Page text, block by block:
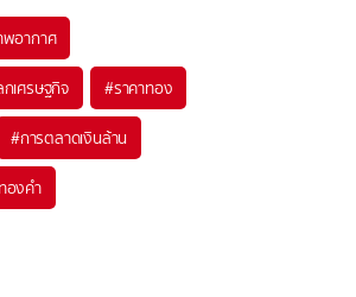
อากาศ
เศรษฐกิจ #ราคาทอง
#การตลาดเงินล้าน
องคำ